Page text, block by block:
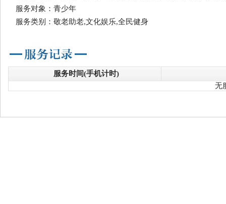
服务对象：青少年
服务类别：敬老助老,文化娱乐,全民健身